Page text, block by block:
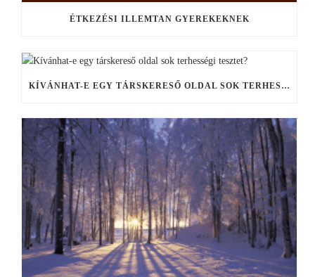
ÉTKEZÉSI ILLEMTAN GYEREKEKNEK
KÍVÁNHAT-E EGY TÁRSKERESŐ OLDAL SOK TERHESSÉGI TESZTET?